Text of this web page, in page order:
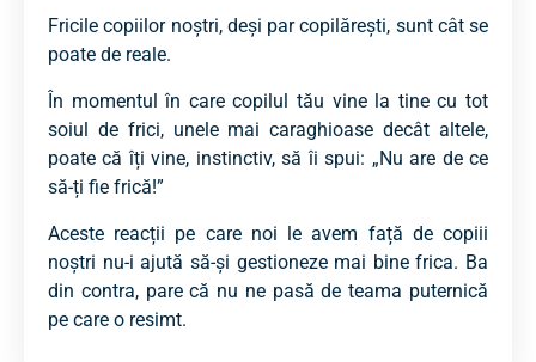
Fricile copiilor noștri, deși par copilărești, sunt cât se
poate de reale.
În momentul în care copilul tău vine la tine cu tot
soiul de frici, unele mai caraghioase decât altele,
poate că îți vine, instinctiv, să îi spui: „Nu are de ce
să-ți fie frică!”
Aceste reacții pe care noi le avem față de copiii
noștri nu-i ajută să-și gestioneze mai bine frica. Ba
din contra, pare că nu ne pasă de teama puternică
pe care o resimt.